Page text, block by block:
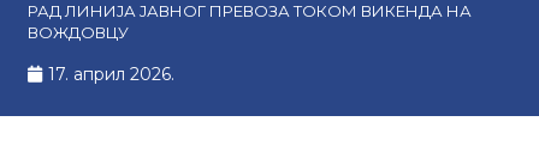
РАД ЛИНИЈА ЈАВНОГ ПРЕВОЗА ТОКОМ ВИКЕНДА НА
ВОЖДОВЦУ
17. април 2026.